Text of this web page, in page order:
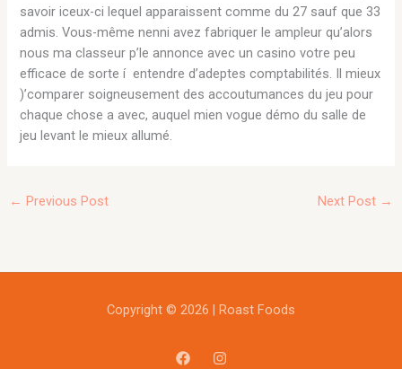
savoir iceux-ci lequel apparaissent comme du 27 sauf que 33
admis. Vous-même nenni avez fabriquer le ampleur qu’alors
nous ma classeur p’le annonce avec un casino votre peu
efficace de sorte í entendre d’adeptes comptabilités. Il mieux
)’comparer soigneusement des accoutumances du jeu pour
chaque chose a avec, auquel mien vogue démo du salle de
jeu levant le mieux allumé.
← Previous Post Next Post →
Copyright © 2026 | Roast Foods